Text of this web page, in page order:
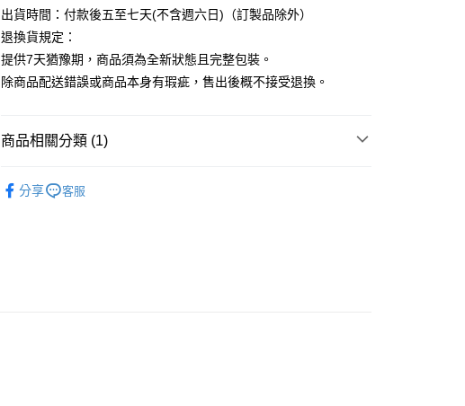
運送方式
下單前請先詢問庫存
每筆NT$130，滿NT$2,500(含以上)免運費
出貨時間：付款後五至七天(不含週六日)（訂製品除外）
退換貨規定：
提供7天猶豫期，商品須為全新狀態且完整包裝。
除商品配送錯誤或商品本身有瑕疵，售出後概不接受退換。
商品相關分類 (1)
分享
客服